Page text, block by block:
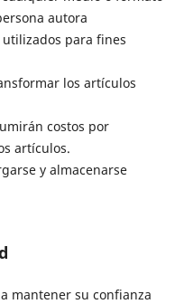
autora
para fines
los artículos
costos por
artículos.
y almacenarse
mantener su confianza